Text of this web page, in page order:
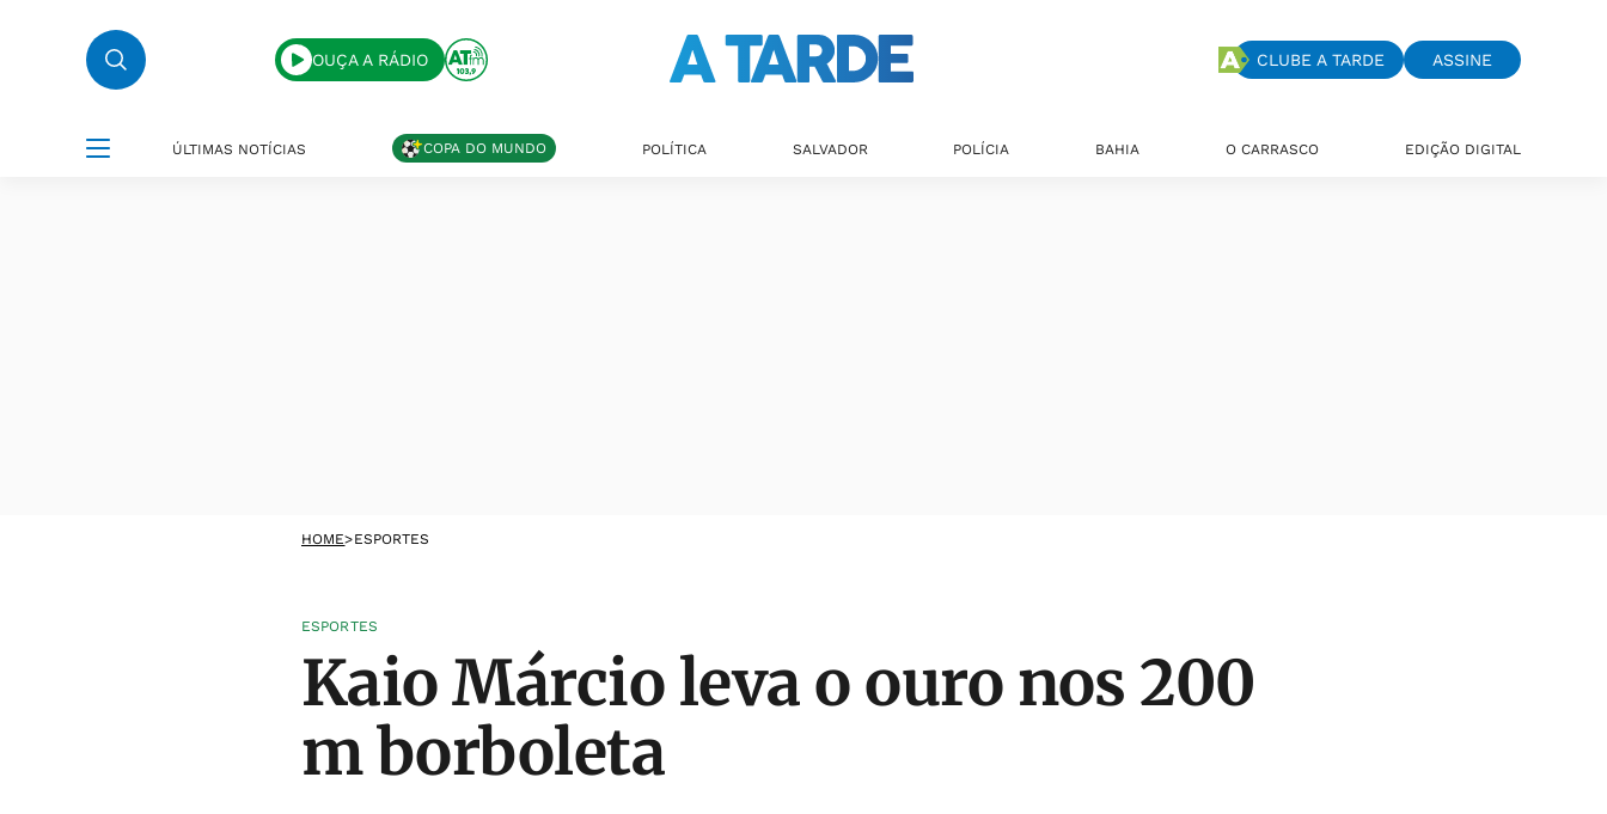
OUÇA A RÁDIO CLUBE A TARDE ASSINE
ÚLTIMAS NOTÍCIAS COPA DO MUNDO POLÍTICA SALVADOR POLÍCIA BAHIA O CARRASCO EDIÇÃO DIGITAL
HOME>ESPORTES
ESPORTES
Kaio Márcio leva o ouro nos 200
m borboleta